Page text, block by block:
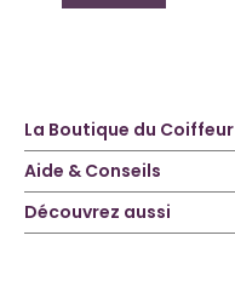
La Boutique du Coiffeur
Aide & Conseils
Découvrez aussi